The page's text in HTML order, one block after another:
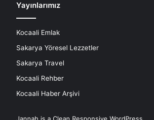
Yayınlarımız
Kocaali Emlak
Sakarya Yöresel Lezzetler
Sakarya Travel
Kocaali Rehber
Kocaali Haber Arşivi